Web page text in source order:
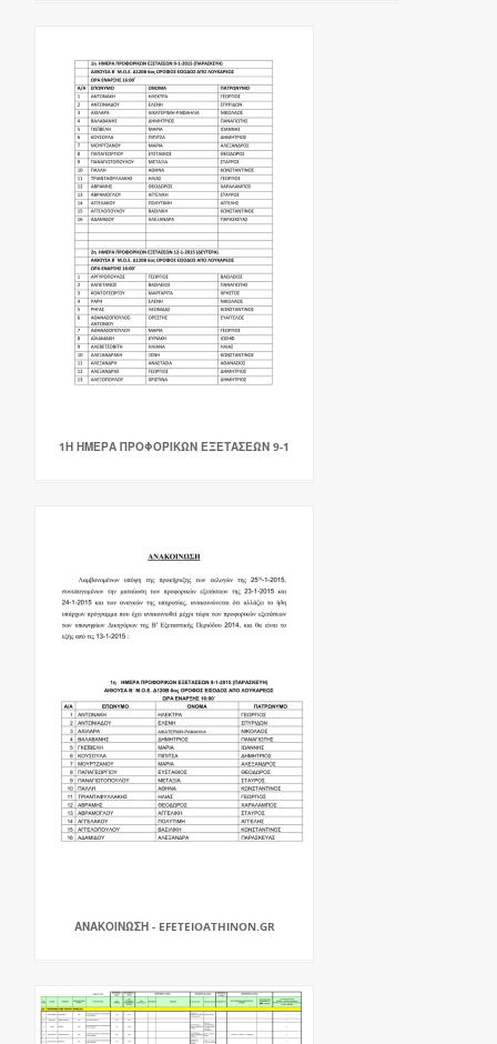
1Η ΗΜΕΡΑ ΠΡΟΦΟΡΙΚΩΝ ΕΞΕΤΑΣΕΩΝ 9-1
ΑΝΑΚΟΙΝΩΣΗ - EFETEIOATHINON.GR